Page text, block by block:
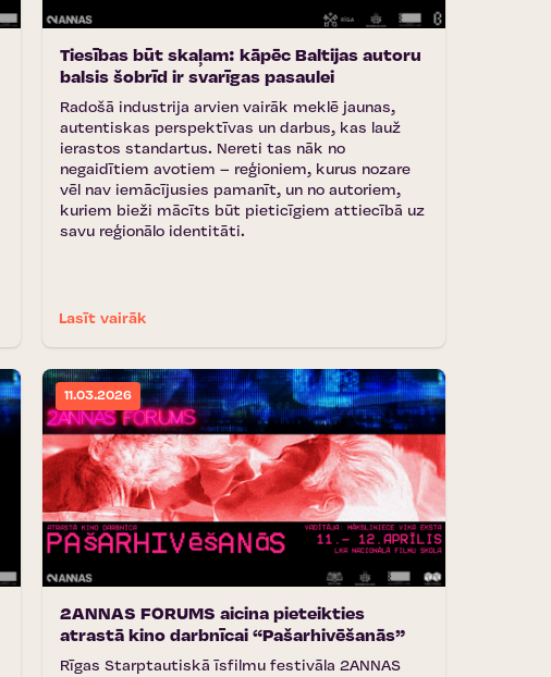
Tiesības būt skaļam: kāpēc Baltijas autoru
balsis šobrīd ir svarīgas pasaulei
Radošā industrija arvien vairāk meklē jaunas,
autentiskas perspektīvas un darbus, kas lauž
ierastos standartus. Nereti tas nāk no
negaidītiem avotiem – reģioniem, kurus nozare
vēl nav iemācījusies pamanīt, un no autoriem,
kuriem bieži mācīts būt pieticīgiem attiecībā uz
savu reģionālo identitāti.
Lasīt vairāk
11.03.2026
2ANNAS FORUMS aicina pieteikties
atrastā kino darbnīcai “Pašarhivēšanās”
Rīgas Starptautiskā īsfilmu festivāla 2ANNAS